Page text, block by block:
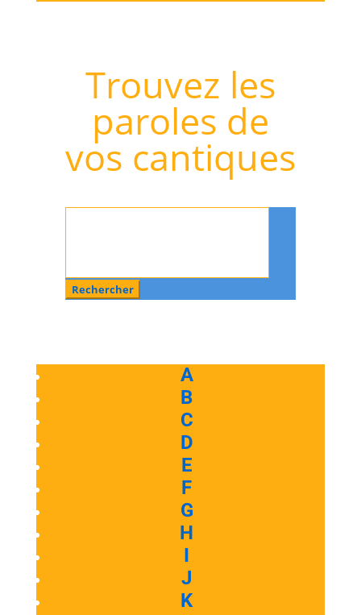
Trouvez les
paroles de
vos cantiques
A
B
C
D
E
F
G
H
I
J
K